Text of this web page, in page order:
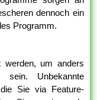
dennoch ein
Programm.
werden, um anders
sein. Unbekannte
Sie via Feature-